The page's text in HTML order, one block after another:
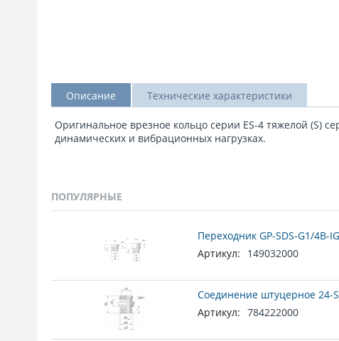
Описание Технические характеристики
Оригинальное врезное кольцо серии ES-4 тяжелой (S)
динамических и вибрационных нагрузках.
ПОПУЛЯРНЫЕ
Переходник GP-SDS-G1/4B-
Артикул:
149032000
Соединение штуцерное 24-
Артикул: 784222000